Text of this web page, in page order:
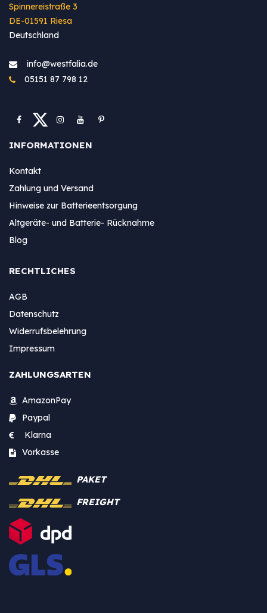
Spinnereistraße 3
DE-01591 Riesa
Deutschland
info@westfa​lia.de
05151 87 798 12
INFORMATIONEN
Kontakt
Zahlung und Versand
Hinweise zur Batterieentsorgung
Altgeräte- und Batterie- Rücknahme
Blog
RECHTLICHES
AGB
Datenschutz
Widerrufsbelehrung
Impressum
ZAHLUNGSARTEN
AmazonPay
Paypal
Klarna
Vorkasse
PAKET
FREIGHT